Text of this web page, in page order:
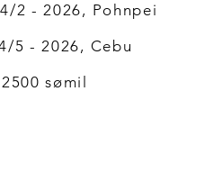
2 - 2026, Pohnpei
5 - 2026, Cebu
sømil